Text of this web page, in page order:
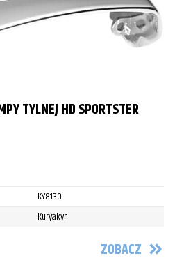
TYLNEJ HD SPORTSTER
KY8130
Kuryakyn
ZOBACZ